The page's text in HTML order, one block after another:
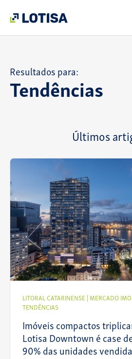
Resultados para:
Tendências
Últimos
LITORAL CATARINENSE | MERCADO
TENDÊNCIAS
Imóveis compactos
Lotisa Downtown é case
90% das unidades